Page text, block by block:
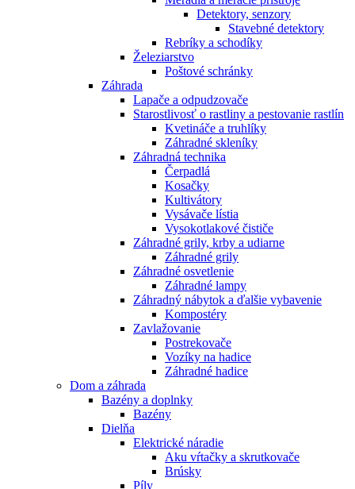
Detektory, senzory
Stavebné detektory
Rebríky a schodíky
Železiarstvo
Poštové schránky
Záhrada
Lapače a odpudzovače
Starostlivosť o rastliny a pestovanie rastlín
Kvetináče a truhlíky
Záhradné skleníky
Záhradná technika
Čerpadlá
Kosačky
Kultivátory
Vysávače lístia
Vysokotlakové čističe
Záhradné grily, krby a udiarne
Záhradné grily
Záhradné osvetlenie
Záhradné lampy
Záhradný nábytok a ďalšie vybavenie
Kompostéry
Zavlažovanie
Postrekovače
Vozíky na hadice
Záhradné hadice
Dom a záhrada
Bazény a doplnky
Bazény
Dielňa
Elektrické náradie
Aku vŕtačky a skrutkovače
Brúsky
Píly